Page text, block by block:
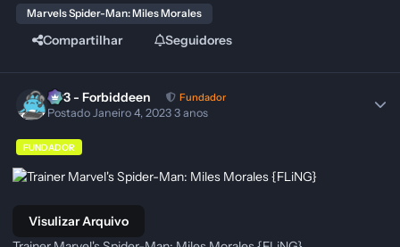
Marvels Spider-Man: Miles Morales
Compartilhar Seguidores
403 - Forbiddeen Fundador
PostadoJaneiro 4, 20233 anos
FUNDADOR
Visulizar Arquivo